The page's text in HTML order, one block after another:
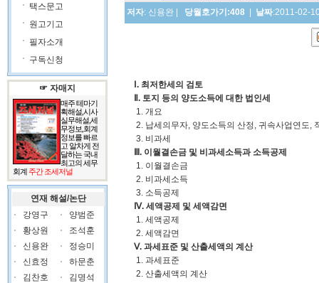
택스문고
원고기고
필자소개
구독신청
☞ 자매지
매주 테마기
획해설,시사
실무해설,세
무정보,회계
정보를 빠르
고 알차게 전
달하는 국내
최고의 세무
회계주간 조세저널
연재 해설/논단
강영구
양범준
황상원
조석훈
신용완
정승미
신효정
하문춘
김찬호
김명석
저자: 신용완 당월호가기:408 날짜:2011-02-
Ⅰ. 최저한세의 검토
Ⅱ. 토지 등의 양도소득에 대한 법인세
1. 개요
2. 납세의무자, 양도소득의 산정, 귀속사업연도,
3. 비과세
Ⅲ. 이월결손금 및 비과세소득과 소득공제
1. 이월결손금
2. 비과세소득
3. 소득공제
Ⅳ. 세액공제 및 세액감면
1. 세액공제
2. 세액감면
Ⅴ. 과세표준 및 산출세액의 계산
1. 과세표준
2. 산출세액의 계산